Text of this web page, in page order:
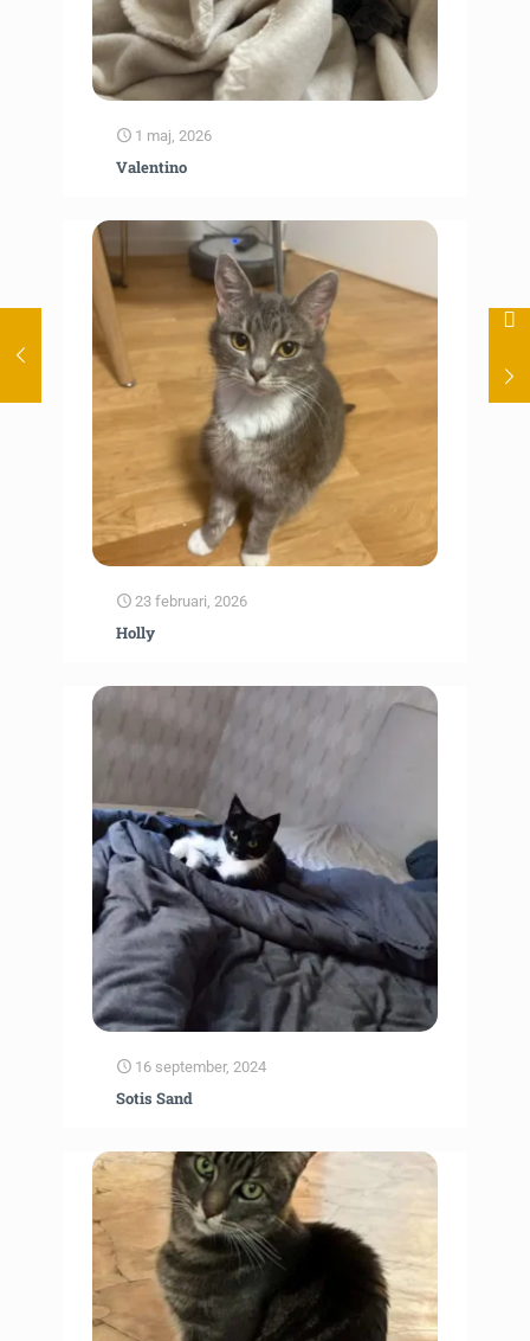
1 maj, 2026
Valentino
23 februari, 2026
Holly
16 september, 2024
Sotis Sand